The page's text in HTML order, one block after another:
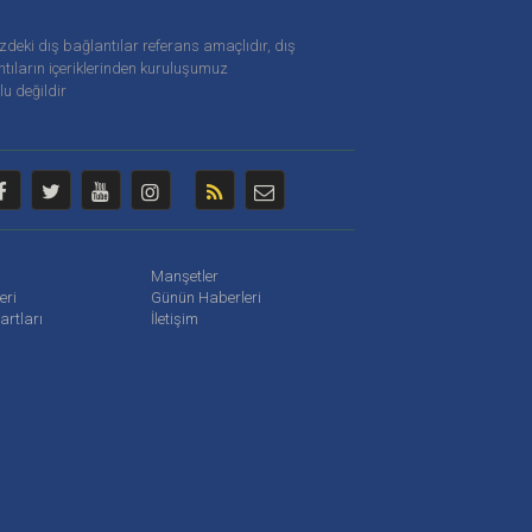
dış bağlantılar referans amaçlıdır, dış
içeriklerinden kuruluşumuz
değildir
Manşetler
Günün Haberleri
İletişim